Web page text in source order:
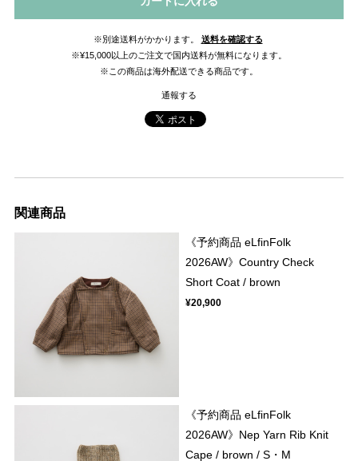
※別途送料がかかります。
送料を確認する
※¥15,000以上のご注文で国内送料が無料になります。
※この商品は海外配送できる商品です。
通報する
関連商品
《予約商品 eLfinFolk
2026AW》Country Check
Short Coat / brown
¥20,900
《予約商品 eLfinFolk
2026AW》Nep Yarn Rib Knit
Cape / brown / S・M